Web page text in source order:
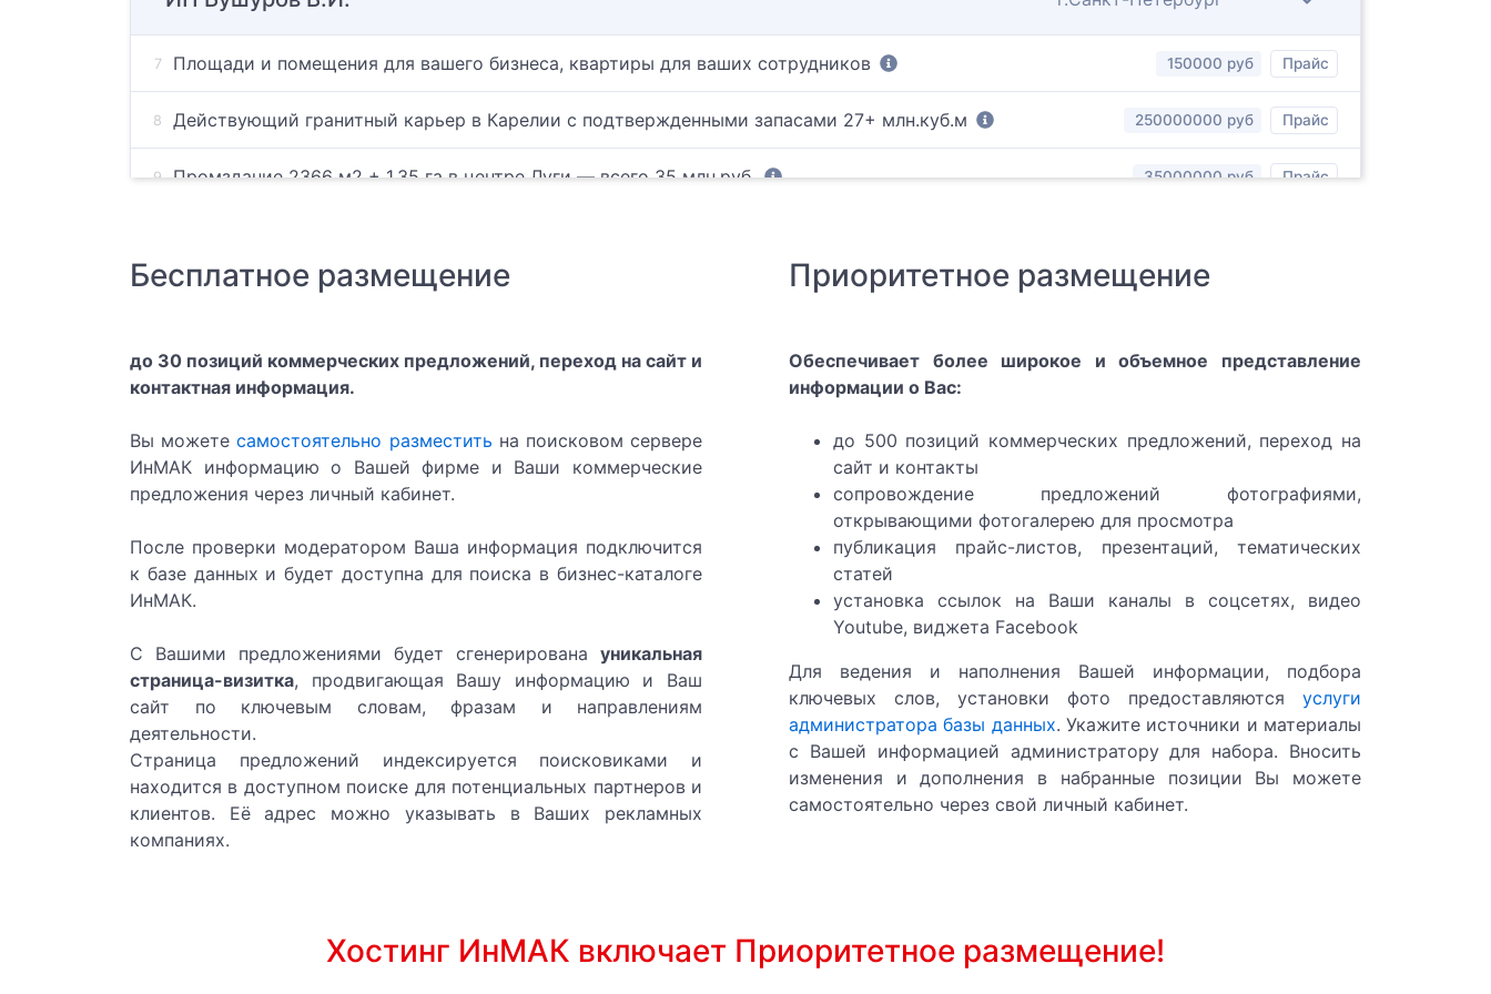
Площади и помещения для вашего бизнеса, квартиры для ваших сотрудников 150000 руб Прайс
Действующий гранитный карьер в Карелии с подтвержденными запасами 27+ млн.куб.м 250000000 руб Прайс
Промздание 2366 м2 + 1,35 га в центре Луги — всего 35 млн.руб. 35000000 руб Прайс
Центр гипноза
Школа гипноза
АЭРАЦИЯ
Устройство систем вентиляции и кондиционирования, и воздушного отопления.
Проектирование систем вентиляции и кондиционирования, и воздушного отопления.
Поставка оборудования для устройство систем вентиляции и кондиционирования, и воздушного отопления.
СТРУМ-СЕРВИС ЧАСНОЕ ПРЕДПРИЯТИЕ Pегионы прочие
АКУМУЛЯТОРНА БАТАРЕЯ НАВАНТАЖУВАЧА ЗАПЧАСТИНИ грн/шт
ТЯГОВА БАТАРЕЯ / АКУМУЛЯТОРИ НАВАНТАЖУВАЧІВ КУПИТИ
Бесплатное размещение
до 30 позиций коммерческих предложений, переход на сайт и
контактная информация.
Вы можете самостоятельно разместить на поисковом сервере
ИнМАК информацию о Вашей фирме и Ваши коммерческие
предложения через личный кабинет.
После проверки модератором Ваша информация подключится
к базе данных и будет доступна для поиска в бизнес-каталоге
ИнМАК.
С Вашими предложениями будет сгенерирована уникальная
страница-визитка, продвигающая Вашу информацию и Ваш
сайт по ключевым словам, фразам и направлениям
деятельности.
Страница предложений индексируется поисковиками и
находится в доступном поиске для потенциальных партнеров и
клиентов. Её адрес можно указывать в Ваших рекламных
компаниях.
Приоритетное размещение
Обеспечивает более широкое и объемное представление
информации о Вас:
до 500 позиций коммерческих предложений, переход на
сайт и контакты
сопровождение предложений фотографиями,
открывающими фотогалерею для просмотра
публикация прайс-листов, презентаций, тематических
статей
установка ссылок на Ваши каналы в соцсетях, видео
Youtube, виджета Facebook
Для ведения и наполнения Вашей информации, подбора
ключевых слов, установки фото предоставляются
услуги
администратора базы данных. Укажите источники и материалы
с Вашей информацией администратору для набора. Вносить
изменения и дополнения в набранные позиции Вы можете
самостоятельно через свой личный кабинет.
Хостинг ИнМАК включает Приоритетное размещение!